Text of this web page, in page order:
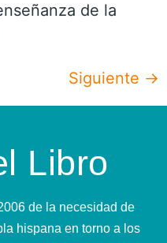
de la
Siguiente →
Libro
de la necesidad de
hispana en torno a los